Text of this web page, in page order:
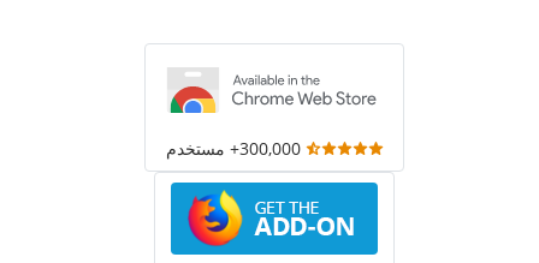
300,000+ مستخدم